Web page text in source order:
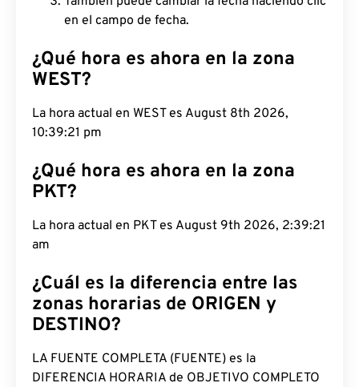
en el campo de fecha.
¿Qué hora es ahora en la zona
WEST?
La hora actual en WEST es August 8th 2026,
10:39:22 pm
¿Qué hora es ahora en la zona
PKT?
La hora actual en PKT es August 9th 2026,
2:39:22 am
¿Cuál es la diferencia entre las
zonas horarias de ORIGEN y
DESTINO?
LA FUENTE COMPLETA (FUENTE) es la
DIFERENCIA HORARIA de OBJETIVO COMPLETO